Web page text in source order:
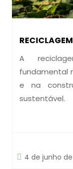
A
fundamental
e na
sustentável.
4 de junho